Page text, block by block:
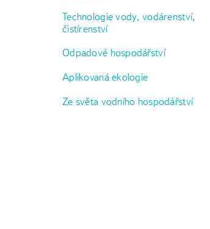
Technologie vody, vodárenství,
čistírenství
Odpadové hospodářství
Aplikovaná ekologie
Ze světa vodního hospodářství